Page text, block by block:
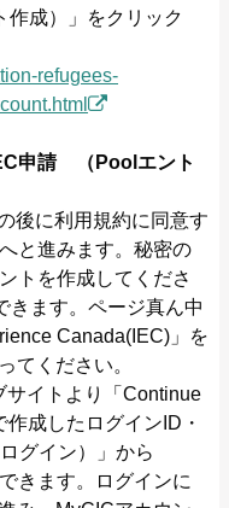
作成）」をクリック
refugees-
申請 （Poolエント
後に利用規約に同意す
と進みます。秘密の
トを作成してくださ
きます。ページ真ん中
Canada(IEC)」を
てください。
イトより「Continue
成したログインID・
グイン）」から
きます。ログインに